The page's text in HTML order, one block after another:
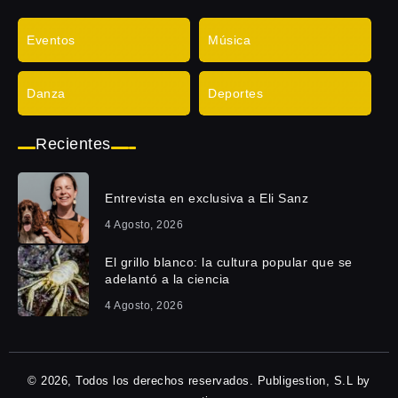
Eventos Música
Danza Deportes
Recientes
Entrevista en exclusiva a Eli Sanz
4 Agosto, 2026
El grillo blanco: la cultura popular que se
adelantó a la ciencia
4 Agosto, 2026
© 2026, Todos los derechos reservados. Publigestion, S.L by